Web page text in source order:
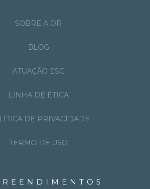
SOBRE A OR
BLOG
ATUAÇÃO ESG
LINHA DE ÉTICA
DE PRIVACIDADE
TERMO DE USO